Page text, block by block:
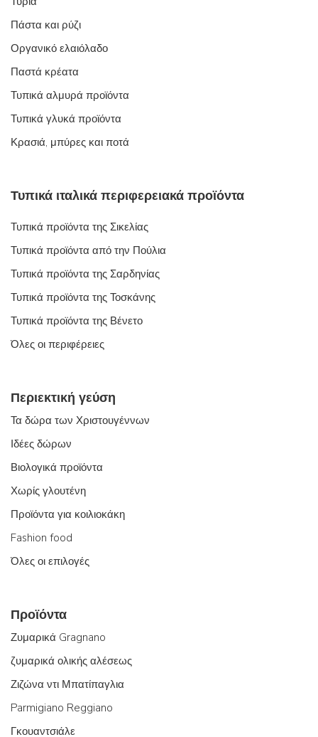
Πάστα και ρύζι
Οργανικό ελαιόλαδο
Παστά κρέατα
Τυπικά αλμυρά προϊόντα
Τυπικά γλυκά προϊόντα
Κρασιά, μπύρες και ποτά
Τυπικά ιταλικά περιφερειακά προϊόντα
Τυπικά προϊόντα της Σικελίας
Τυπικά προϊόντα από την Πούλια
Τυπικά προϊόντα της Σαρδηνίας
Τυπικά προϊόντα της Τοσκάνης
Τυπικά προϊόντα της Βένετο
Όλες οι περιφέρειες
Περιεκτική γεύση
Τα δώρα των Χριστουγέννων
Ιδέες δώρων
Βιολογικά προϊόντα
Χωρίς γλουτένη
Προϊόντα για κοιλιοκάκη
Fashion food
Όλες οι επιλογές
Προϊόντα
Ζυμαρικά Gragnano
ζυμαρικά ολικής αλέσεως
Ζιζώνα ντι Μπατίπαγλια
Parmigiano Reggiano
Γκουαντσιάλε